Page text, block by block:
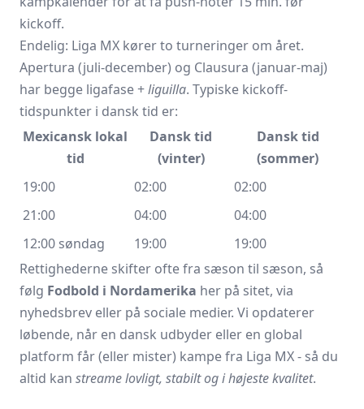
kickoff.
Endelig: Liga MX kører to turneringer om året.
Apertura (juli-december) og Clausura (januar-maj)
har begge ligafase +liguilla. Typiske kickoff-
tidspunkter i dansk tid er:
Mexicansk lokal
tid
Dansk tid
(vinter)
Dansk tid
(sommer)
19:00
02:00
02:00
21:00
04:00
04:00
12:00 søndag
19:00
19:00
Rettighederne skifter ofte fra sæson til sæson, så
følg Fodbold i Nordamerika her på sitet, via
nyhedsbrev eller på sociale medier. Vi opdaterer
løbende, når en dansk udbyder eller en global
platform får (eller mister) kampe fra Liga MX - så du
altid kan streame lovligt, stabilt og i højeste kvalitet.